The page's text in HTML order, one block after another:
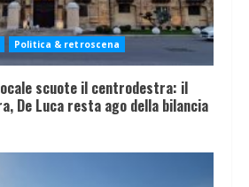
Politica & retroscena
scuote il centrodestra: il
De Luca resta ago della bilancia